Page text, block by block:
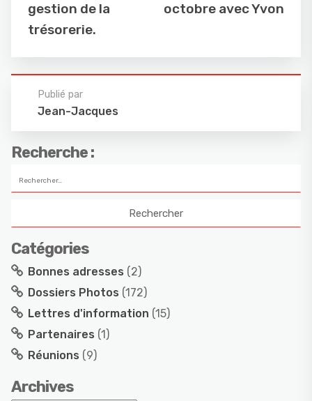
gestion de la
trésorerie.
octobre avec Yvon
Publié par
Jean-Jacques
Recherche :
Catégories
Bonnes adresses (2)
Dossiers Photos (172)
Lettres d'information (15)
Partenaires (1)
Réunions (9)
Archives